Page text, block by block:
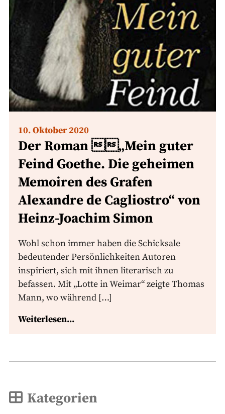
10. Oktober 2020
Der Roman „Mein guter
Feind Goethe. Die geheimen
Memoiren des Grafen
Alexandre de Cagliostro“ von
Heinz-Joachim Simon
Wohl schon immer haben die Schicksale
bedeutender Persönlichkeiten Autoren
inspiriert, sich mit ihnen literarisch zu
befassen. Mit „Lotte in Weimar“ zeigte Thomas
Mann, wo während […]
Weiterlesen...
Kategorien